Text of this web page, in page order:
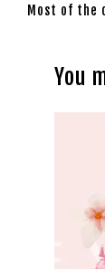
Most of the
You